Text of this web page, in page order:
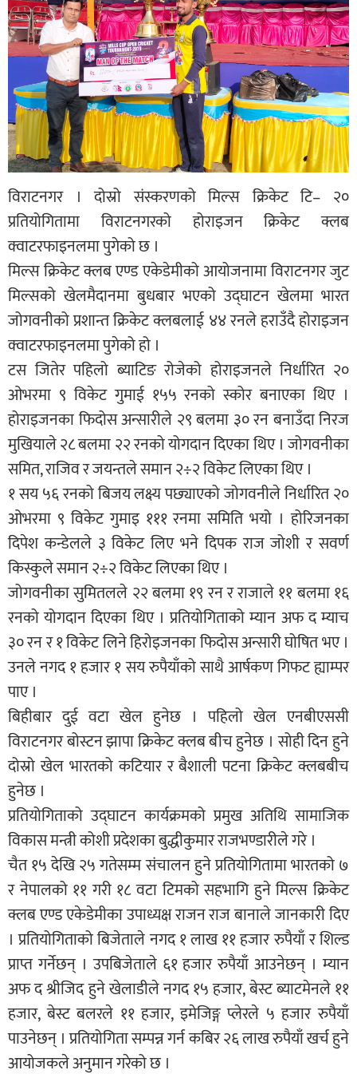
विराटनगर । दोस्रो संस्करणको मिल्स क्रिकेट टि– २०
प्रतियोगितामा विराटनगरको होराइजन क्रिकेट क्लब
क्वाटरफाइनलमा पुगेको छ ।
मिल्स क्रिकेट क्लब एण्ड एकेडेमीको आयोजनामा विराटनगर जुट
मिल्सको खेलमैदानमा बुधबार भएको उद्घाटन खेलमा भारत
जोगवनीको प्रशान्त क्रिकेट क्लबलाई ४४ रनले हराउँदै होराइजन
क्वाटरफाइनलमा पुगेको हो ।
टस जितेर पहिलो ब्याटिङ रोजेको होराइजनले निर्धारित २०
ओभरमा ९ विकेट गुमाई १५५ रनको स्कोर बनाएका थिए ।
होराइजनका फिदोस अन्सारीले २९ बलमा ३० रन बनाउँदा निरज
मुखियाले २८ बलमा २२ रनको योगदान दिएका थिए । जोगवनीका
समित, राजिव र जयन्तले समान २÷२ विकेट लिएका थिए ।
१ सय ५६ रनको बिजय लक्ष्य पछ्याएको जोगवनीले निर्धारित २०
ओभरमा ९ विकेट गुमाइ १११ रनमा समिति भयो । होरिजनका
दिपेश कन्डेलले ३ विकेट लिए भने दिपक राज जोशी र सवर्ण
किस्कुले समान २÷२ विकेट लिएका थिए ।
जोगवनीका सुमितलले २२ बलमा १९ रन र राजाले ११ बलमा १६
रनको योगदान दिएका थिए । प्रतियोगिताको म्यान अफ द म्याच
३० रन र १ विकेट लिने हिरोइजनका फिदोस अन्सारी घोषित भए ।
उनले नगद १ हजार १ सय रुपैयाँको साथै आर्षकण गिफट ह्याम्पर
पाए ।
बिहीबार दुई वटा खेल हुनेछ । पहिलो खेल एनबीएससी
विराटनगर बोस्टन झापा क्रिकेट क्लब बीच हुनेछ । सोही दिन हुने
दोस्रो खेल भारतको कटियार र बैशाली पटना क्रिकेट क्लबबीच
हुनेछ ।
प्रतियोगिताको उद्घाटन कार्यक्रमको प्रमुख अतिथि सामाजिक
विकास मन्त्री कोशी प्रदेशका बुद्धीकुमार राजभण्डारीले गरे ।
चैत १५ देखि २५ गतेसम्म संचालन हुने प्रतियोगितामा भारतको ७
र नेपालको ११ गरी १८ वटा टिमको सहभागि हुने मिल्स क्रिकेट
क्लब एण्ड एकेडेमीका उपाध्यक्ष राजन राज बानाले जानकारी दिए
। प्रतियोगिताको बिजेताले नगद १ लाख ११ हजार रुपैयाँ र शिल्ड
प्राप्त गर्नेछन् । उपबिजेताले ६१ हजार रुपैयाँ आउनेछन् । म्यान
अफ द श्रीजिद हुने खेलाडीले नगद १५ हजार, बेस्ट ब्याटमेनले ११
हजार, बेस्ट बलरले ११ हजार, इमेजिङ्ग प्लेरले ५ हजार रुपैयाँ
पाउनेछन् । प्रतियोगिता सम्पन्न गर्न कबिर २६ लाख रुपैयाँ खर्च हुने
आयोजकले अनुमान गरेको छ ।